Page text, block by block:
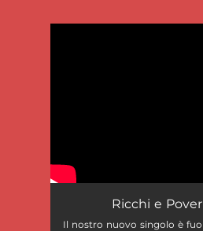
Ricchi e
Il nostro nuovo singolo è